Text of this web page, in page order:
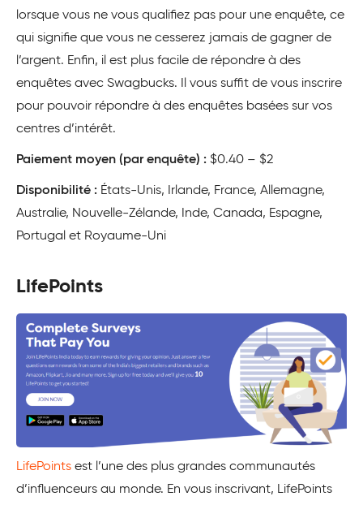
lorsque vous ne vous qualifiez pas pour une enquête, ce
qui signifie que vous ne cesserez jamais de gagner de
l’argent. Enfin, il est plus facile de répondre à des
enquêtes avec Swagbucks. Il vous suffit de vous inscrire
pour pouvoir répondre à des enquêtes basées sur vos
centres d’intérêt.
Paiement moyen (par enquête) : $0.40 – $2
Disponibilité : États-Unis, Irlande, France, Allemagne,
Australie, Nouvelle-Zélande, Inde, Canada, Espagne,
Portugal et Royaume-Uni
LifePoints
LifePoints est l’une des plus grandes communautés
d’influenceurs au monde. En vous inscrivant, LifePoints